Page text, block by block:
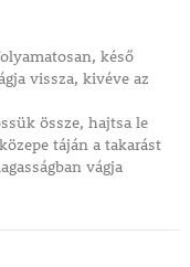
késő
vissza, kivéve az
össze, hajtsa le
táján a takarást
vágja